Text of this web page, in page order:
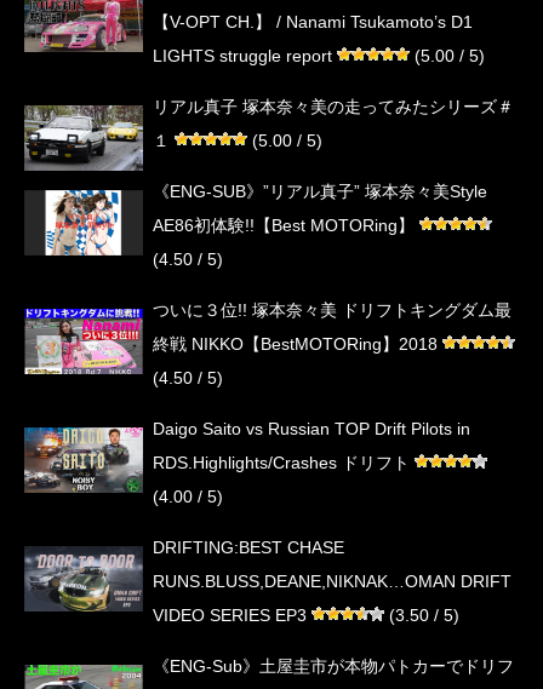
【V-OPT CH.】 / Nanami Tsukamoto’s D1
LIGHTS struggle report
(5.00 / 5)
リアル真子 塚本奈々美の走ってみたシリーズ＃
１
(5.00 / 5)
《ENG-SUB》”リアル真子” 塚本奈々美Style
AE86初体験!!【Best MOTORing】
(4.50 / 5)
ついに３位!! 塚本奈々美 ドリフトキングダム最
終戦 NIKKO【BestMOTORing】2018
(4.50 / 5)
Daigo Saito vs Russian TOP Drift Pilots in
RDS.Highlights/Crashes ドリフト
(4.00 / 5)
DRIFTING:BEST CHASE
RUNS.BLUSS,DEANE,NIKNAK…OMAN DRIFT
VIDEO SERIES EP3
(3.50 / 5)
《ENG-Sub》土屋圭市が本物パトカーでドリフ